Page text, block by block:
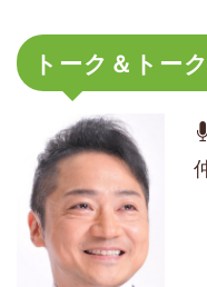
トーク＆トー